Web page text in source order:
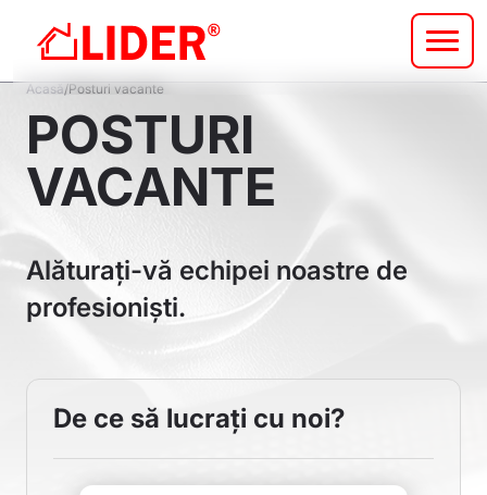
conținutul
principal
Breadcrumb
Acasă Posturi vacante
POSTURI
VACANTE
Alăturați-vă echipei noastre de
profesioniști.
De ce să lucrați cu noi?